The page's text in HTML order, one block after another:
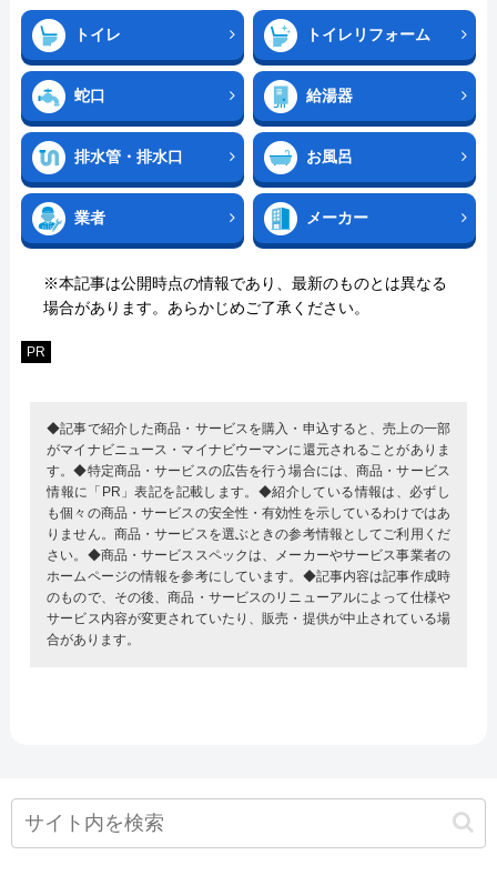
トイレ トイレリフォーム
蛇口 給湯器
排水管・排水口 お風呂
業者 メーカー
※本記事は公開時点の情報であり、最新のものとは異なる
場合があります。あらかじめご了承ください。
PR
◆記事で紹介した商品・サービスを購入・申込すると、売上の一部
がマイナビニュース・マイナビウーマンに還元されることがありま
す。◆特定商品・サービスの広告を行う場合には、商品・サービス
情報に「PR」表記を記載します。◆紹介している情報は、必ずし
も個々の商品・サービスの安全性・有効性を示しているわけではあ
りません。商品・サービスを選ぶときの参考情報としてご利用くだ
さい。◆商品・サービススペックは、メーカーやサービス事業者の
ホームページの情報を参考にしています。◆記事内容は記事作成時
のもので、その後、商品・サービスのリニューアルによって仕様や
サービス内容が変更されていたり、販売・提供が中止されている場
合があります。